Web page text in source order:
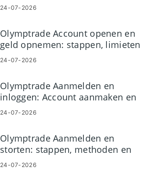
24-07-2026
Olymptrade Account openen en
geld opnemen: stappen, limieten
en timing
24-07-2026
Olymptrade Aanmelden en
inloggen: Account aanmaken en
openen
24-07-2026
Olymptrade Aanmelden en
storten: stappen, methoden en
limieten
24-07-2026